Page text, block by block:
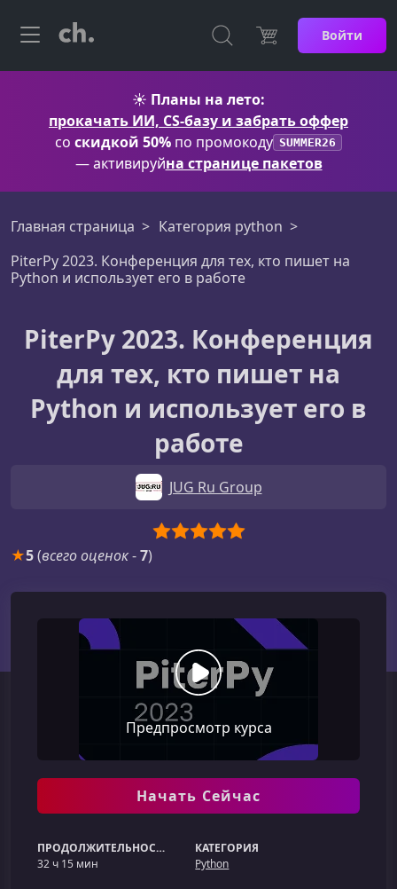
Войти
☀️ Планы на лето:
прокачать ИИ, CS-базу и забрать оффер
со скидкой 50% по промокоду SUMMER26
— активируйна странице пакетов
Главная страница
Категория python
PiterPy 2023. Конференция для тех, кто пишет на
Python и использует его в работе
PiterPy 2023. Конференция
для тех, кто пишет на
Python и использует его в
работе
JUG Ru Group
★5(всего оценок-7)
Предпросмотр курса
Начать Сейчас
ПРОДОЛЖИТЕЛЬНОСТЬ
32 ч 15 мин
КАТЕГОРИЯ
Python